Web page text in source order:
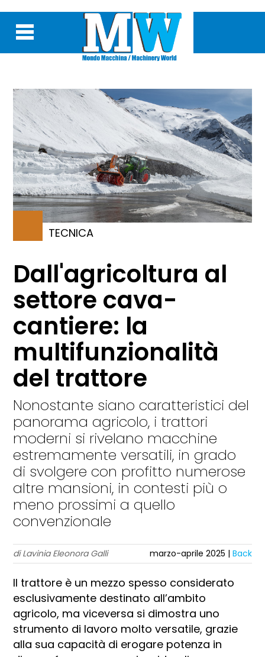
TECNICA
Dall'agricoltura al
settore cava-
cantiere: la
multifunzionalità
del trattore
Nonostante siano caratteristici del
panorama agricolo, i trattori
moderni si rivelano macchine
estremamente versatili, in grado
di svolgere con profitto numerose
altre mansioni, in contesti più o
meno prossimi a quello
convenzionale
di Lavinia Eleonora Galli marzo-aprile 2025 | Back
Il trattore è un mezzo spesso considerato
esclusivamente destinato all’ambito
agricolo, ma viceversa si dimostra uno
strumento di lavoro molto versatile, grazie
alla sua capacità di erogare potenza in